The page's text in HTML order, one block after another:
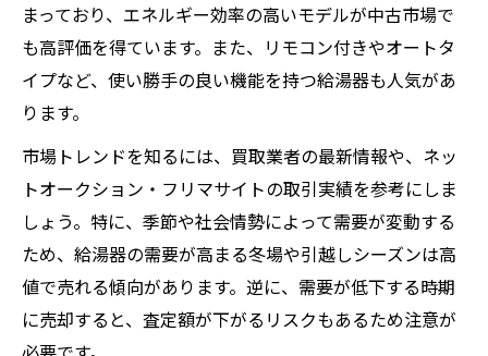
まっており、エネルギー効率の高いモデルが中古市場で
も高評価を得ています。また、リモコン付きやオートタ
イプなど、使い勝手の良い機能を持つ給湯器も人気があ
ります。
市場トレンドを知るには、買取業者の最新情報や、ネッ
トオークション・フリマサイトの取引実績を参考にしま
しょう。特に、季節や社会情勢によって需要が変動する
ため、給湯器の需要が高まる冬場や引越しシーズンは高
値で売れる傾向があります。逆に、需要が低下する時期
に売却すると、査定額が下がるリスクもあるため注意が